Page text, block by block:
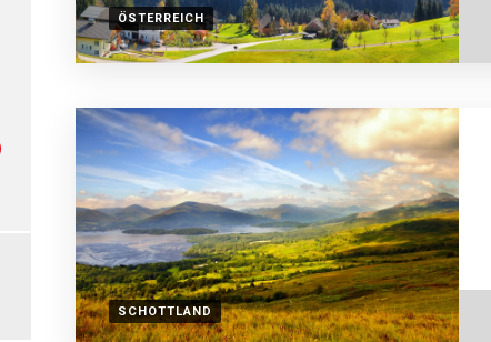
ÖSTERREICH
SCHOTTLAND